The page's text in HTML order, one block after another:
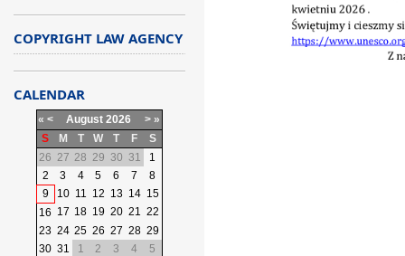
COPYRIGHT LAW AGENCY
CALENDAR
« < August 2026 > »
S
M T W T F
S
26 27 28 29 30 31
1
2
3 4 5 6 7
8
9
10 11 12 13 14 15
16 17 18 19 20 21 22
23 24 25 26 27 28 29
30 31 1 2 3 4 5